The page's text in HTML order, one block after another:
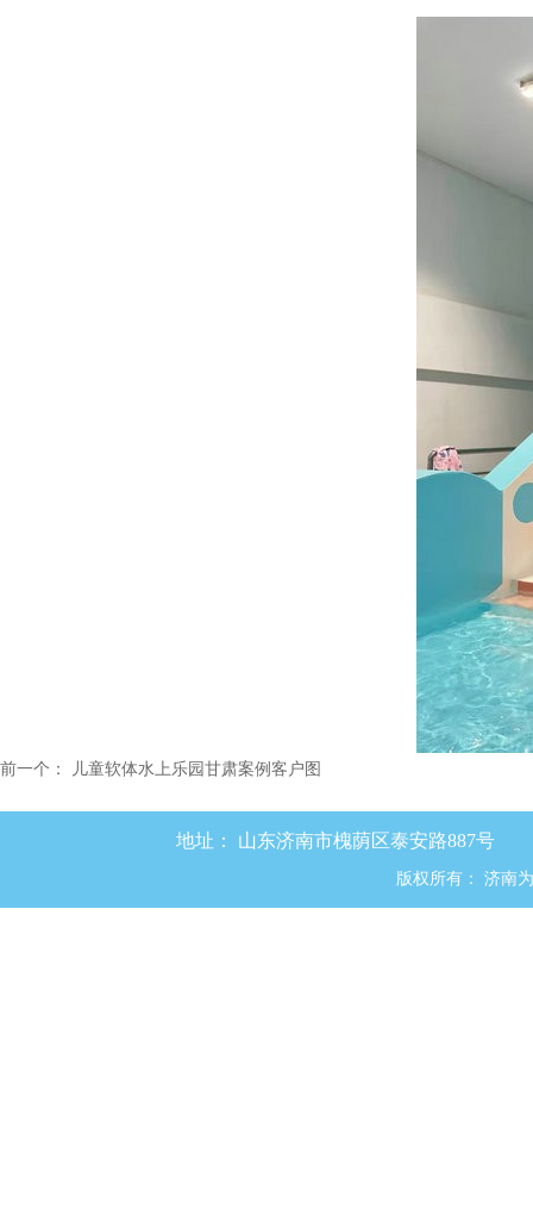
前一个： 儿童软体水上乐园甘肃案例客户图
地址： 山东济南市槐荫区泰安路887号
版权所有： 济南